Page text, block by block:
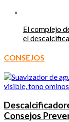
El complejo
el
CONSEJOS
Consejos